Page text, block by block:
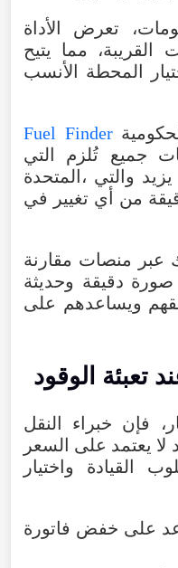
، تعرض
الأداة
القريبة، مما
يتيح
المحطة الأنسب
Fuel Finder
التي
تُلزم جميع
المتحدة، والتي يزيد
من أي تغيير
في
عبر منصات مقارنة
صورة دقيقة وحديثة
ويساعدهم على
تعبئة الوقود
، فإن خبراء
النقل
لا يعتمد على السعر
القيادة
واختيار
على خفض فاتورة